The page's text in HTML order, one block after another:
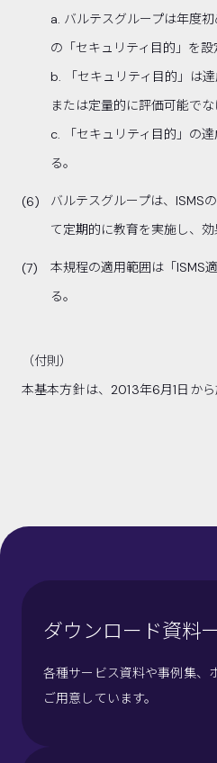
a. バルテスグループは年度
の「セキュリティ目的」を設
b. 「セキュリティ目的」は
または定量的に評価可能でな
c. 「セキュリティ目的」の
る。
バルテスグループは、ISMS
て定期的に教育を実施し、効
本規程の適用範囲は「ISMS
る。
（付則）
本基本方針は、2013年6月1日から
ダウンロード資料
各種サービス資料や事例集、
ご用意しています。